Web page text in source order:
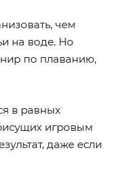
чем
на воде. Но
по плаванию,
в равных
игровым
даже если